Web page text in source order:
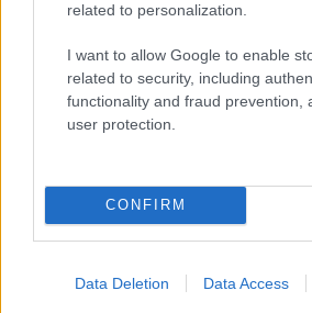
related to personalization.
I want to allow Google to enable
related to security, including
functionality and fraud prevention,
user protection.
CONFIRM
Data Deletion Data Access